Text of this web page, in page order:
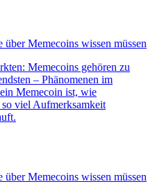
Memecoins wissen müssen
Memecoins gehören zu
– Phänomenen im
Memecoin ist, wie
viel Aufmerksamkeit
Memecoins wissen müssen